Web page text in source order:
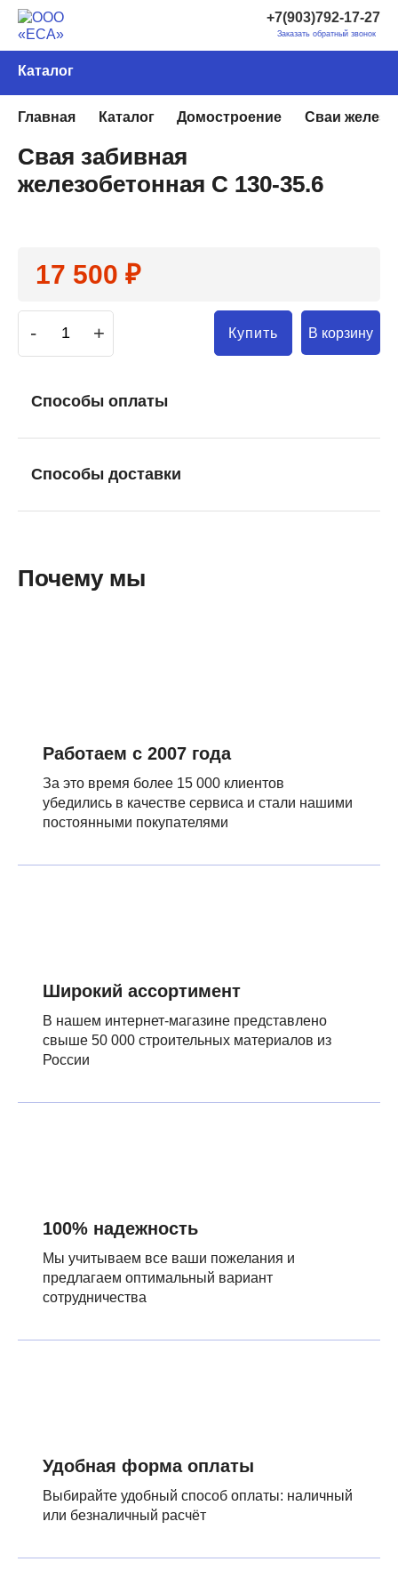
+7(903)792-17-27
Заказать обратный звонок
Каталог
Главная Каталог Домостроение Сваи
Свая забивная
железобетонная С 130-35.6
17 500 ₽
- + Купить В корзину
Способы оплаты
Способы доставки
Почему мы
Работаем с 2007 года
За это время более 15 000 клиентов
убедились в качестве сервиса и стали нашими
постоянными покупателями
Широкий ассортимент
В нашем интернет-магазине представлено
свыше 50 000 строительных материалов из
России
100% надежность
Мы учитываем все ваши пожелания и
предлагаем оптимальный вариант
сотрудничества
Удобная форма оплаты
Выбирайте удобный способ оплаты: наличный
или безналичный расчёт